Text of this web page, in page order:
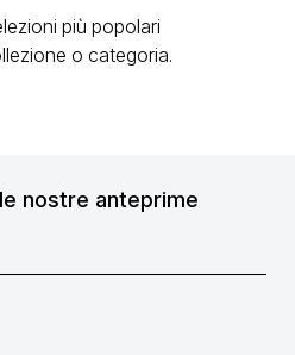
più popolari
o categoria.
nostre anteprime